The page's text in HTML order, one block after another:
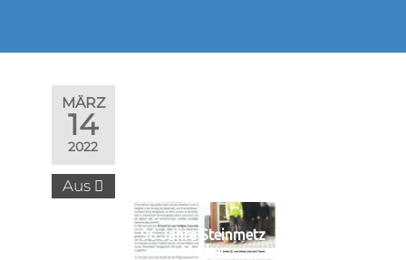
MÄRZ
14
2022
Aus
96 Jahre Steinmetz
Merker